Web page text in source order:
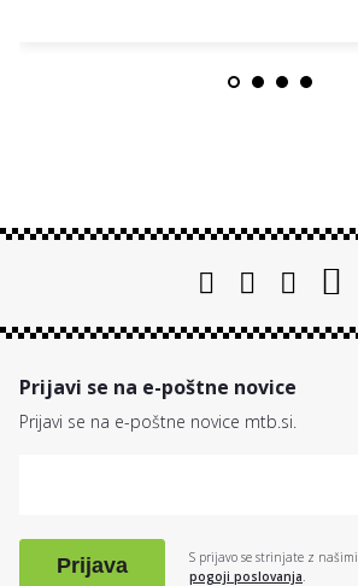
Prijavi se na e-poštne novice
Prijavi se na e-poštne novice mtb.si.
Prijava S prijavo se strinjate z našimi
pogoji poslovanja